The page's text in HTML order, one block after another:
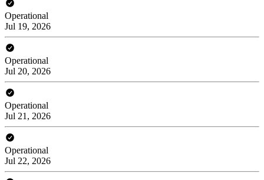
Operational
Jul 19, 2026
Operational
Jul 20, 2026
Operational
Jul 21, 2026
Operational
Jul 22, 2026